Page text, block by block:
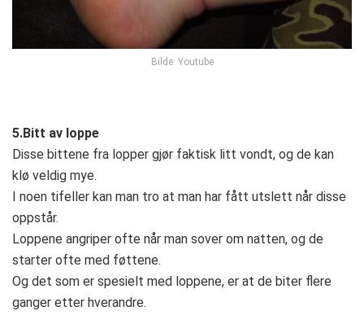
Bilde: Youtube
5.Bitt av loppe
Disse bittene fra lopper gjør faktisk litt vondt, og de kan
klø veldig mye.
I noen tifeller kan man tro at man har fått utslett når disse
oppstår.
Loppene angriper ofte når man sover om natten, og de
starter ofte med føttene.
Og det som er spesielt med loppene, er at de biter flere
ganger etter hverandre.